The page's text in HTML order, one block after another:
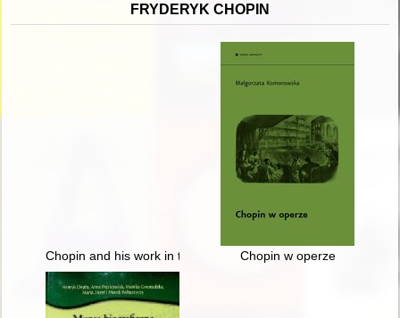
FRYDERYK CHOPIN
Chopin and his work in the context of culture. Vol 1
Chopin w operze